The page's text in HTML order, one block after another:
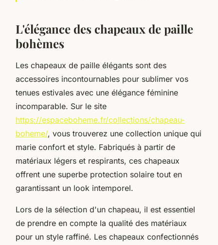
L'élégance des chapeaux de paille
bohèmes
Les chapeaux de paille élégants sont des
accessoires incontournables pour sublimer vos
tenues estivales avec une élégance féminine
incomparable. Sur le site
https://espaceboheme.fr/collections/chapeau-
boheme/, vous trouverez une collection unique qui
marie confort et style. Fabriqués à partir de
matériaux légers et respirants, ces chapeaux
offrent une superbe protection solaire tout en
garantissant un look intemporel.
Lors de la sélection d'un chapeau, il est essentiel
de prendre en compte la qualité des matériaux
pour un style raffiné. Les chapeaux confectionnés